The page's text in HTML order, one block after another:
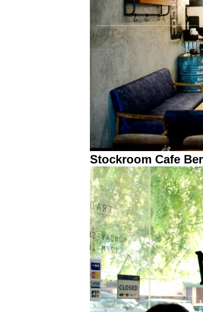
Stockroom Cafe